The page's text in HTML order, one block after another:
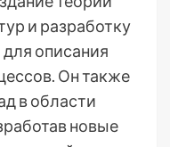
и разработку
описания
Он также
в области
новые